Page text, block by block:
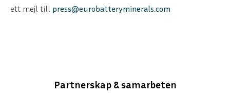
ett mejl till press@eurobatteryminerals.com
Partnerskap & samarbeten